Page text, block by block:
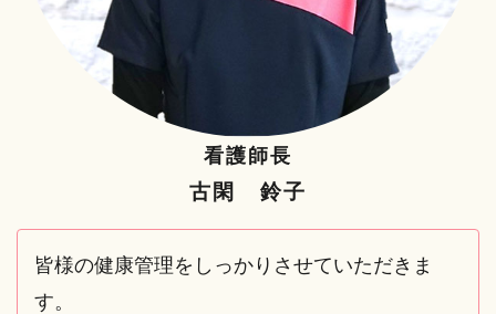
看護師長
古閑 鈴子
皆様の健康管理をしっかりさせていただきま
す。